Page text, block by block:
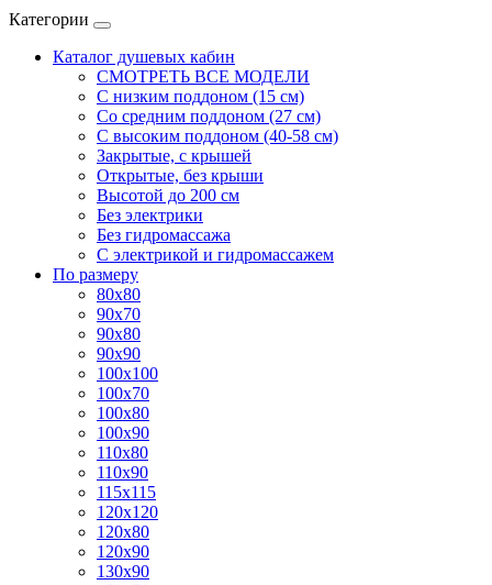
Категории
Каталог душевых кабин
СМОТРЕТЬ ВСЕ МОДЕЛИ
С низким поддоном (15 см)
Со средним поддоном (27 см)
С высоким поддоном (40-58 см)
Закрытые, с крышей
Открытые, без крыши
Высотой до 200 см
Без электрики
Без гидромассажа
С электрикой и гидромассажем
По размеру
80x80
90x70
90x80
90x90
100x100
100x70
100x80
100x90
110x80
110x90
115x115
120x120
120x80
120x90
130x90